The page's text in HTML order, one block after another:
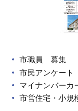
市職員 募集
市民アンケート
マイナンバーカ
市営住宅・小